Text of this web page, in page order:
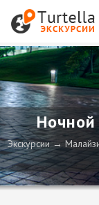
Ночной
Экскурсии